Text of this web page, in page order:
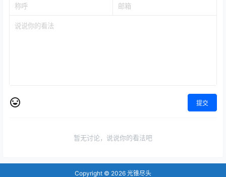
提交
暂无讨论，说说你的看法吧
Copyright © 2026 光锥尽头